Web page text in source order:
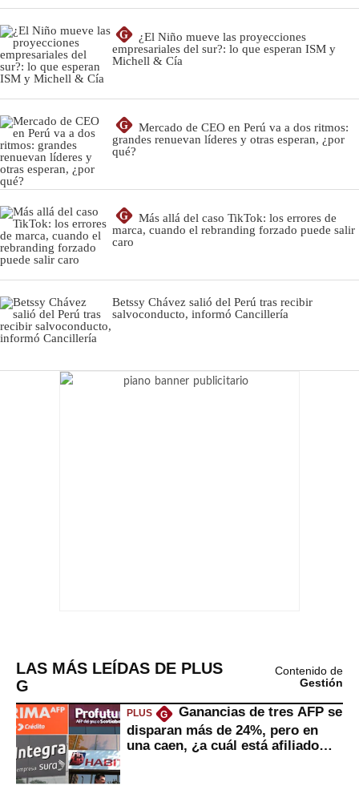
G
¿El Niño mueve las proyecciones
empresariales del sur?: lo que esperan ISM y
Michell & Cía
G
Mercado de CEO en Perú va a dos ritmos:
grandes renuevan líderes y otras esperan, ¿por
qué?
G
Más allá del caso TikTok: los errores de
marca, cuando el rebranding forzado puede salir
caro
Betssy Chávez salió del Perú tras recibir
salvoconducto, informó Cancillería
LAS MÁS LEÍDAS DE PLUS
G
Contenido de
Gestión
PLUS G
Ganancias de tres AFP se
disparan más de 24%, pero en
una caen, ¿a cuál está afiliado